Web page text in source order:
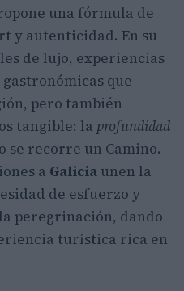
una fórmula de
y autenticidad. En su
de lujo, experiencias
que
pero también
tangible: la profundidad
se recorre un Camino.
a Galicia unen la
de esfuerzo y
peregrinación, dando
turística rica en